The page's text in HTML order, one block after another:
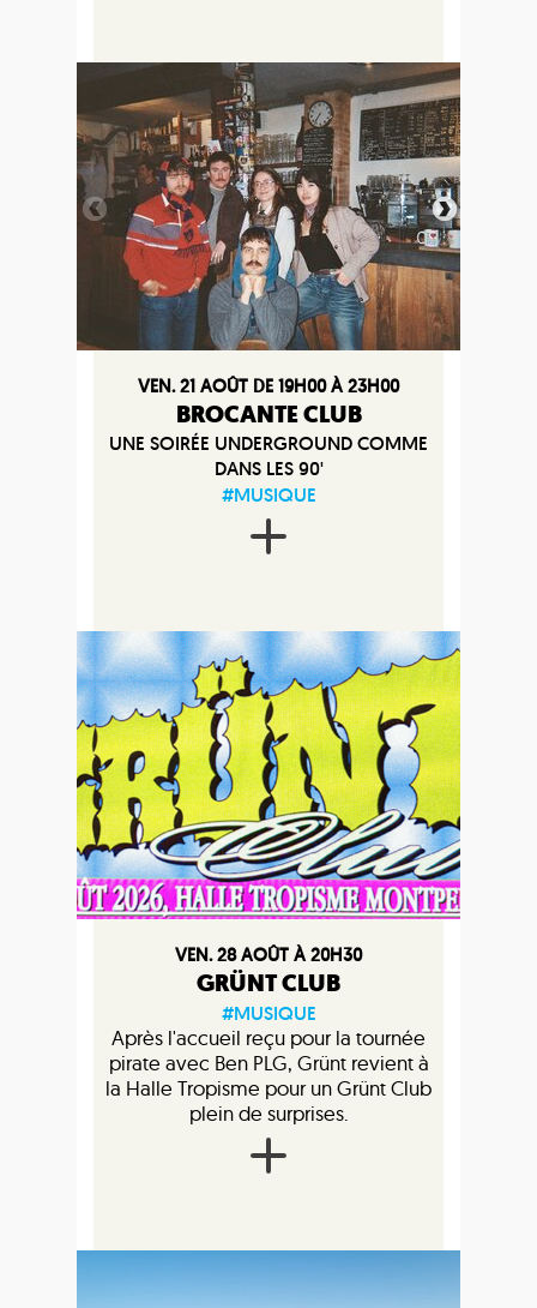
VEN. 21 AOÛT DE 19H00 À 23H00
BROCANTE CLUB
UNE SOIRÉE UNDERGROUND COMME
DANS LES 90'
#MUSIQUE
VEN. 28 AOÛT À 20H30
GRÜNT CLUB
#MUSIQUE
Après l'accueil reçu pour la tournée
pirate avec Ben PLG, Grünt revient à
la Halle Tropisme pour un Grünt Club
plein de surprises.